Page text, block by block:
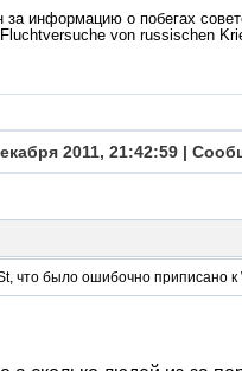
за информацию о побегах
von russischen
2011, 21:42:59 |
что было ошибочно приписано к